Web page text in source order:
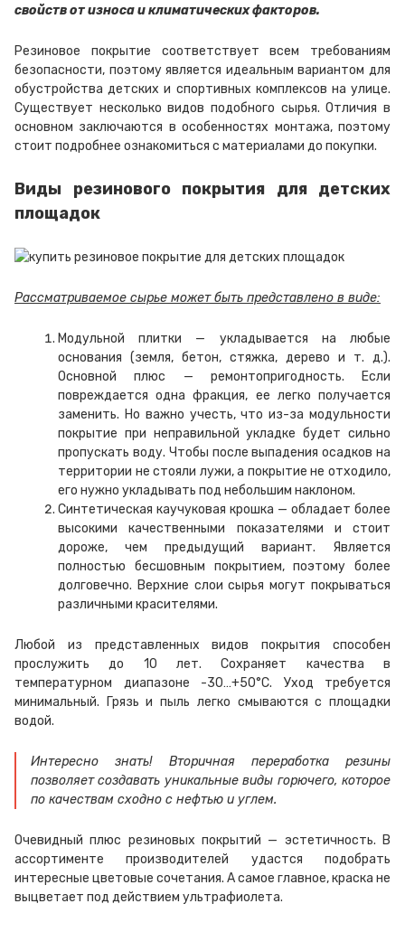
свойств от износа и климатических факторов.
Резиновое покрытие соответствует всем требованиям
безопасности, поэтому является идеальным вариантом для
обустройства детских и спортивных комплексов на улице.
Существует несколько видов подобного сырья. Отличия в
основном заключаются в особенностях монтажа, поэтому
стоит подробнее ознакомиться с материалами до покупки.
Виды резинового покрытия для детских
площадок
Рассматриваемое сырье может быть представлено в виде:
Модульной плитки — укладывается на любые
основания (земля, бетон, стяжка, дерево и т. д.).
Основной плюс — ремонтопригодность. Если
повреждается одна фракция, ее легко получается
заменить. Но важно учесть, что из-за модульности
покрытие при неправильной укладке будет сильно
пропускать воду. Чтобы после выпадения осадков на
территории не стояли лужи, а покрытие не отходило,
его нужно укладывать под небольшим наклоном.
Синтетическая каучуковая крошка — обладает более
высокими качественными показателями и стоит
дороже, чем предыдущий вариант. Является
полностью бесшовным покрытием, поэтому более
долговечно. Верхние слои сырья могут покрываться
различными красителями.
Любой из представленных видов покрытия способен
прослужить до 10 лет. Сохраняет качества в
температурном диапазоне -30…+50°С. Уход требуется
минимальный. Грязь и пыль легко смываются с площадки
водой.
Интересно знать! Вторичная переработка резины
позволяет создавать уникальные виды горючего, которое
по качествам сходно с нефтью и углем.
Очевидный плюс резиновых покрытий — эстетичность. В
ассортименте производителей удастся подобрать
интересные цветовые сочетания. А самое главное, краска не
выцветает под действием ультрафиолета.